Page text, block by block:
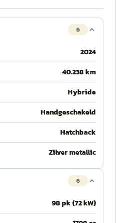
6
2024
40.238 km
Hybride
Handgeschakeld
Hatchback
Zilver metallic
6
98 pk (72 kW)